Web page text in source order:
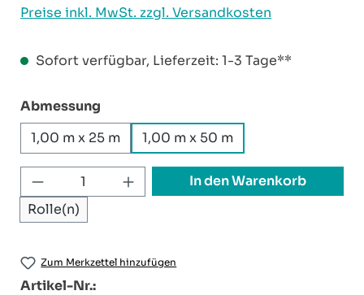
Preise inkl. MwSt. zzgl. Versandkosten
Sofort verfügbar, Lieferzeit: 1-3 Tage**
Abmessung
1,00 m x 25 m
1,00 m x 50 m
Produkt Anzahl: Gib den
Rolle(n)
In den Warenkorb
Zum Merkzettel hinzufügen
Artikel-Nr.: